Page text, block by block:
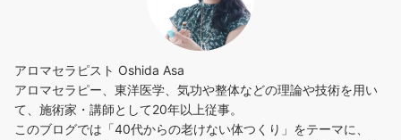
アロマセラピスト Oshida Asa
アロマセラピー、東洋医学、気功や整体などの理論や技術を用い
て、施術家・講師として20年以上従事。
このブログでは「40代からの老けない体つくり」をテーマに、